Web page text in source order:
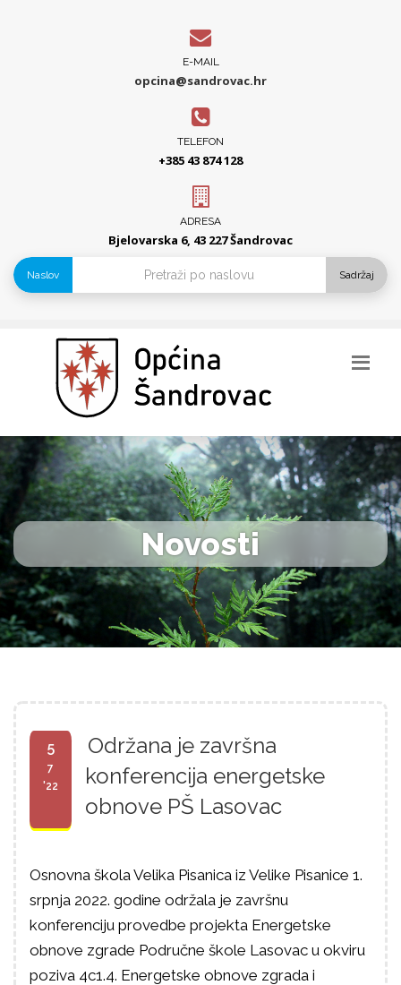
E-MAIL
opcina@sandrovac.hr
TELEFON
+385 43 874 128
ADRESA
Bjelovarska 6, 43 227 Šandrovac
Naslov Sadržaj
Novosti
5
7
'22
Održana je završna
konferencija energetske
obnove PŠ Lasovac
Osnovna škola Velika Pisanica iz Velike Pisanice 1.
srpnja 2022. godine održala je završnu
konferenciju provedbe projekta Energetske
obnove zgrade Područne škole Lasovac u okviru
poziva 4c1.4. Energetske obnove zgrada i